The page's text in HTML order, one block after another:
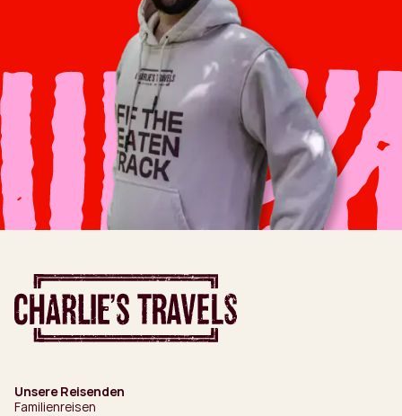
Unsere Reisenden
Familienreisen